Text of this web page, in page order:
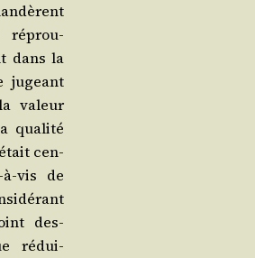
réprou­
dans la
jugeant
valeur
qua­li­té
était cen­
vis de
des­
rédui­